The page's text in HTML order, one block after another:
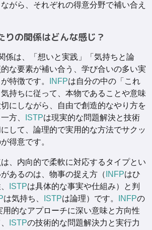
がら、それぞれの得意分野で補い合え
りの関係はどんな感じ？
係は、「想いと実践」「気持ちと論
な要素が補い合う、学び合いの多い実
特徴です。
INFPは自分の中の「これ
持ちに従って、本物であることや意味
にしながら、自由で創造的なやり方を
方、
ISTPは現実的な問題解決と技術
して、論理的で実用的な方法でサクッ
得意です。
、内向的で柔軟に対応するタイプとい
あるのは、物事の捉え方（ INFPはひ
ISTPは具体的な事実や仕組み）と判
は気持ち、 ISTPは論理）です。 INFPの
用的なアプローチに深い意味と方向性
ISTPの技術的な問題解決力と実行力